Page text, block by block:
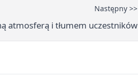
Następny >>
atmosferą i tłumem uczestników